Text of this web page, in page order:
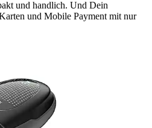
und handlich. Und Dein
und Mobile Payment mit nur